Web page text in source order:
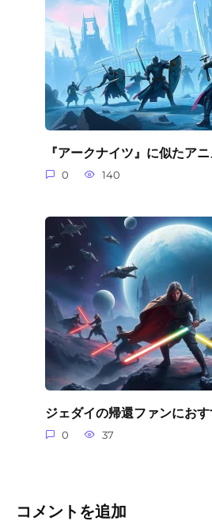
『アークナイツ』に似たア
0 140
ジェダイの帰還ファンにお
0 37
コメントを追加